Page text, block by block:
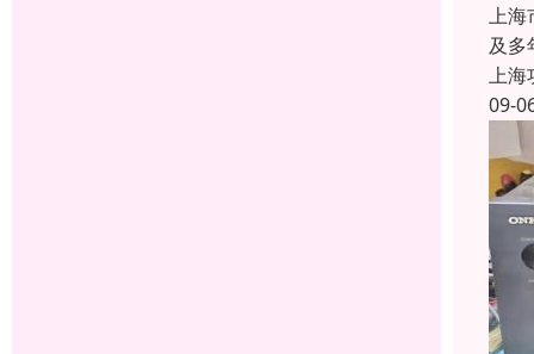
上海
及多
上海
09-